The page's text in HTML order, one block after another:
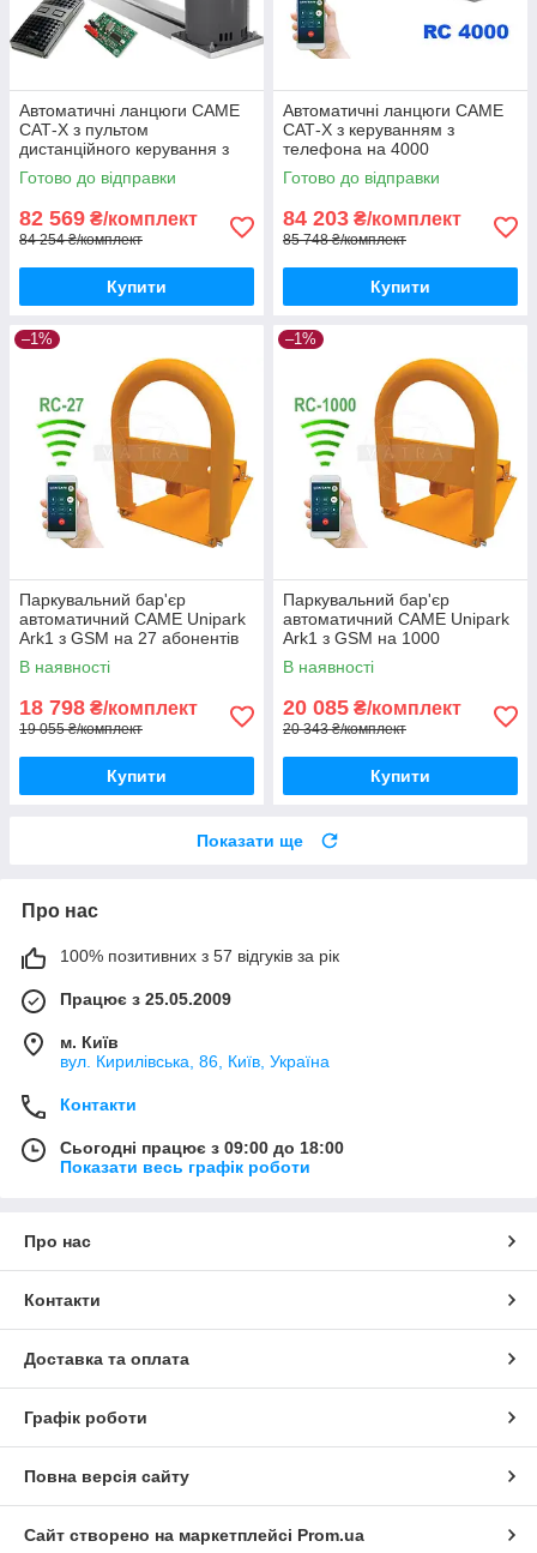
Автоматичні ланцюги CAME
САТ-X з пультом
дистанційного керування з
захистом від копіювання
TWIN
Готово до відправки
82 569 ₴/комплект
84 254 ₴/комплект
Купити
Автоматичні ланцюги CAME
САТ-X з керуванням з
телефона на 4000
користувачів
Готово до відправки
84 203 ₴/комплект
85 748 ₴/комплект
Купити
–1%
Паркувальний бар'єр
автоматичний CAME Unipark
Ark1 з GSM на 27 абонентів
В наявності
18 798 ₴/комплект
19 055 ₴/комплект
Купити
–1%
Паркувальний бар'єр
автоматичний CAME Unipark
Ark1 з GSM на 1000
абонентів
В наявності
20 085 ₴/комплект
20 343 ₴/комплект
Купити
Показати ще
Про нас
100% позитивних з 57 відгуків за рік
Працює з 25.05.2009
м. Київ
вул. Кирилівська, 86, Київ, Україна
Контакти
Сьогодні працює з 09:00 до 18:00
Показати весь графік роботи
Про нас
Контакти
Доставка та оплата
Графік роботи
Повна версія сайту
Сайт створено на маркетплейсі Prom.ua